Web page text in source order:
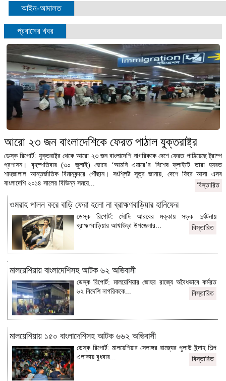
আইন-আদালত
প্রবাসের খবর
আরো ২৩ জন বাংলাদেশিকে ফেরত পাঠাল যুক্তরাষ্ট্র
ডেস্ক রিপোর্ট: যুক্তরাষ্ট্র থেকে আরো ২৩ জন বাংলাদেশি নাগরিককে দেশে ফেরত পাঠিয়েছে ট্রাম্প
প্রশাসন। বৃহস্পতিবার (৩০ জুলাই) ভোরে ‘আমনি এয়ারে’র বিশেষ ফ্লাইটে তারা হযরত
শাহজালাল আন্তর্জাতিক বিমানবন্দরে পৌঁছান। সংশ্লিষ্ট সূত্র জানায়, দেশে ফিরে আসা এসব
বাংলাদেশি ২০১৪ সালের বিভিন্ন সময়ে...
বিস্তারিত
ওমরাহ পালন করে বাড়ি ফেরা হলো না ব্রাহ্মণবাড়িয়ার হানিফের
ডেস্ক রিপোর্ট: সৌদি আরবের মক্কায় সড়ক দুর্ঘটনায়
ব্রাহ্মণবাড়িয়ার আখাউড়া উপজেলার...
বিস্তারিত
মালয়েশিয়ায় বাংলাদেশিসহ আটক ৬২ অভিবাসী
ডেস্ক রিপোর্ট: মালয়েশিয়ার জোহর রাজ্যে অবৈধভাবে কর্মরত
৬২ বিদেশি নাগরিককে...
বিস্তারিত
মালয়েশিয়ায় ১৫০ বাংলাদেশিসহ আটক ৬৬২ অভিবাসী
ডেস্ক রিপোর্ট: মালয়েশিয়ার সেলাঙ্গর রাজ্যের পুলাউ ইন্দাহ শিল্প
এলাকায় বুধবার...
বিস্তারিত